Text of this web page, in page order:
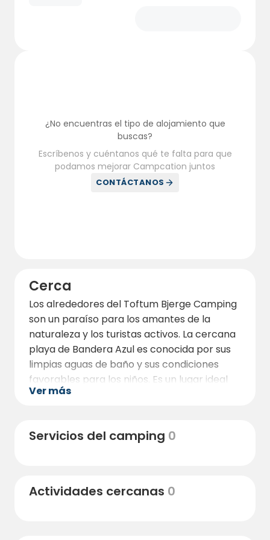
¿No encuentras el tipo de alojamiento que
buscas?
Escríbenos y cuéntanos qué te falta para que
podamos mejorar Campcation juntos
CONTÁCTANOS
Cerca
Los alrededores del Toftum Bjerge Camping
son un paraíso para los amantes de la
naturaleza y los turistas activos. La cercana
playa de Bandera Azul es conocida por sus
limpias aguas de baño y sus condiciones
favorables para los niños. Es un lugar ideal
para nadar, practicar windsurf y esquí
El camping está cerca de algunas de las
atracciones más populares de Jutlandia. A
parterres, un parque de atracciones y un
Ver más
Servicios del camping 0
Actividades cercanas 0